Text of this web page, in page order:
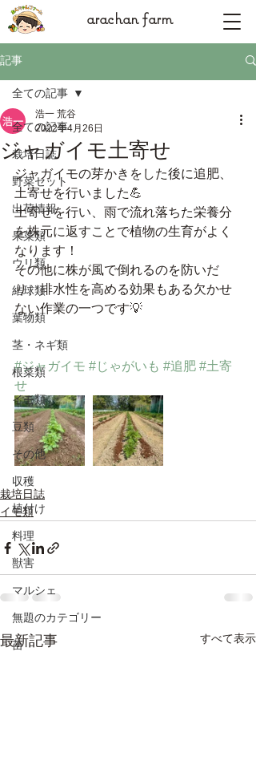
arachan farm
記事
全ての記事
栽培日誌
野菜セット
出荷情報
果菜類
ウリ類
結球類
葉物類
茎・ネギ類
根菜類
イモ類
豆類
その他
収穫
植付け
料理
獣害
マルシェ
無題のカテゴリー
苗
全ての記事
ジャガイモ土寄せ
浩一 荒谷
2022年4月26日
ジャガイモの芽かきをした後に追肥、
土寄せを行いました💪
土寄せを行い、雨で流れ落ちた栄養分
を株元に返すことで植物の生育がよく
なります！
その他に株が風で倒れるのを防いだ
り、排水性を高める効果もある欠かせ
ない作業の一つです💡
#ジャガイモ #じゃがいも #追肥 #土寄
せ
栽培日誌
イモ類
最新記事 すべて表示